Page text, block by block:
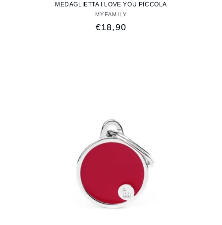
MEDAGLIETTA I LOVE YOU PICCOLA
Fornitore:
MYFAMILY
Prezzo
€18,90